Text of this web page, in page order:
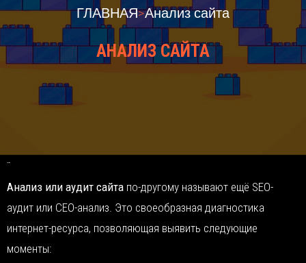
ГЛАВНАЯ>Анализ сайта
АНАЛИЗ САЙТА
Анализ или аудит сайта по-другому называют ещё SEO-
аудит или СЕО-анализ. Это своеобразная диагностика
интернет-ресурса, позволяющая выявить следующие
моменты: